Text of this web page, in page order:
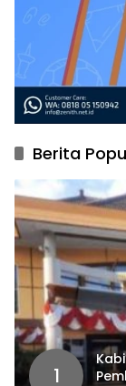
Berita
1